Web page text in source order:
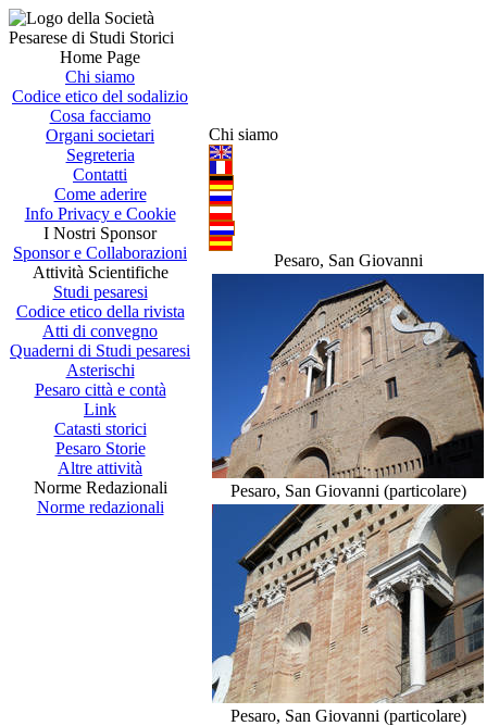
Home Page
Chi siamo
Codice etico del sodalizio
Cosa facciamo
Organi societari
Segreteria
Contatti
Come aderire
Info Privacy e Cookie
I Nostri Sponsor
Sponsor e Collaborazioni
Attività Scientifiche
Studi pesaresi
Codice etico della rivista
Atti di convegno
Quaderni di Studi pesaresi
Asterischi
Pesaro città e contà
Link
Catasti storici
Pesaro Storie
Altre attività
Norme Redazionali
Norme redazionali
Chi siamo
Pesaro, San Giovanni
Pesaro, San Giovanni (particolare)
Pesaro, San Giovanni (particolare)